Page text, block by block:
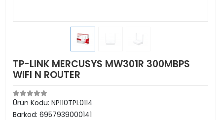
TP-LINK MERCUSYS MW301R 300MBPS
WIFI N ROUTER
Ürün Kodu: NP110TPL0114
Barkod: 6957939000141